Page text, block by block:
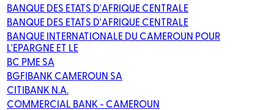
BANQUE DES ETATS D'AFRIQUE CENTRALE
BANQUE DES ETATS D'AFRIQUE CENTRALE
BANQUE INTERNATIONALE DU CAMEROUN POUR
L'EPARGNE ET LE
BC PME SA
BGFIBANK CAMEROUN SA
CITIBANK N.A.
COMMERCIAL BANK - CAMEROUN